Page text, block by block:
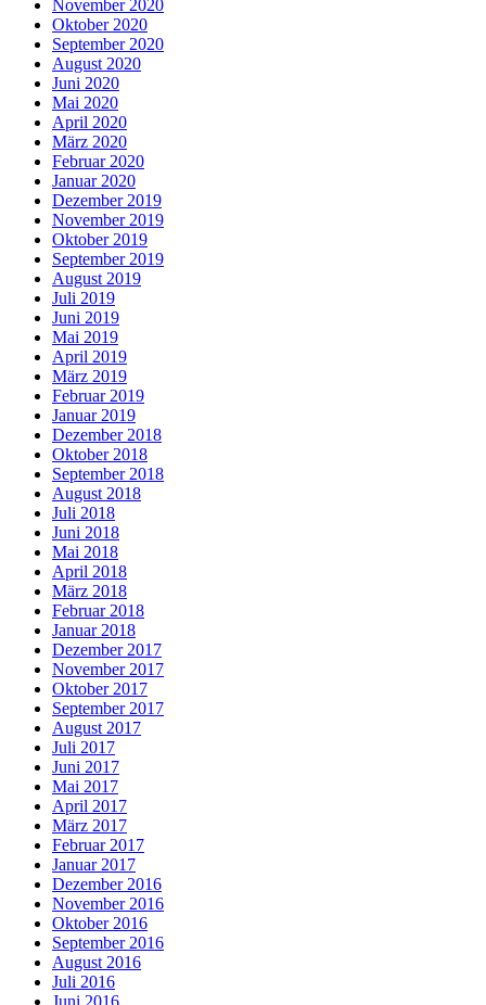
November 2020
Oktober 2020
September 2020
August 2020
Juni 2020
Mai 2020
April 2020
März 2020
Februar 2020
Januar 2020
Dezember 2019
November 2019
Oktober 2019
September 2019
August 2019
Juli 2019
Juni 2019
Mai 2019
April 2019
März 2019
Februar 2019
Januar 2019
Dezember 2018
Oktober 2018
September 2018
August 2018
Juli 2018
Juni 2018
Mai 2018
April 2018
März 2018
Februar 2018
Januar 2018
Dezember 2017
November 2017
Oktober 2017
September 2017
August 2017
Juli 2017
Juni 2017
Mai 2017
April 2017
März 2017
Februar 2017
Januar 2017
Dezember 2016
November 2016
Oktober 2016
September 2016
August 2016
Juli 2016
Juni 2016